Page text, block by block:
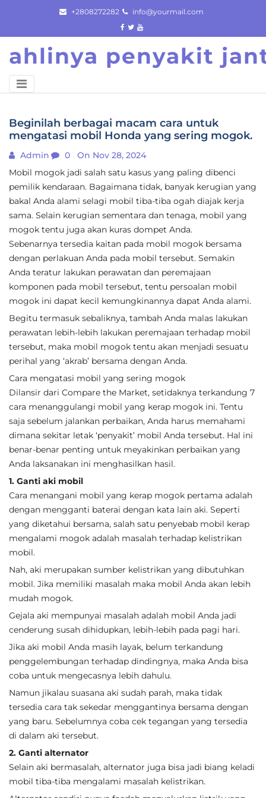
content
+2808272282 info@yourmail.com
ahlinya penyakit
Beginilah berbagai macam cara untuk
mengatasi mobil Honda yang sering mogok.
Admin 0
On Nov 28, 2024
Mobil mogok jadi salah satu kasus yang paling dibenci
pemilik kendaraan. Bagaimana tidak, banyak kerugian yang
bakal Anda alami selagi mobil tiba-tiba ogah diajak kerja
sama. Selain kerugian sementara dan tenaga, mobil yang
mogok tentu juga akan kuras dompet Anda.
Sebenarnya tersedia kaitan pada mobil mogok bersama
dengan perlakuan Anda pada mobil tersebut. Semakin
Anda teratur lakukan perawatan dan peremajaan
komponen pada mobil tersebut, tentu persoalan mobil
mogok ini dapat kecil kemungkinannya dapat Anda alami.
Begitu termasuk sebaliknya, tambah Anda malas lakukan
perawatan lebih-lebih lakukan peremajaan terhadap mobil
tersebut, maka mobil mogok tentu akan menjadi sesuatu
perihal yang ‘akrab’ bersama dengan Anda.
Cara mengatasi mobil yang sering mogok
Dilansir dari Compare the Market, setidaknya terkandung 7
cara menanggulangi mobil yang kerap mogok ini. Tentu
saja sebelum jalankan perbaikan, Anda harus memahami
dimana sekitar letak ‘penyakit’ mobil Anda tersebut. Hal ini
benar-benar penting untuk meyakinkan perbaikan yang
Anda laksanakan ini menghasilkan hasil.
1. Ganti aki mobil
Cara menangani mobil yang kerap mogok pertama adalah
dengan mengganti baterai dengan kata lain aki. Seperti
yang diketahui bersama, salah satu penyebab mobil kerap
mengalami mogok adalah masalah terhadap kelistrikan
mobil.
Nah, aki merupakan sumber kelistrikan yang dibutuhkan
mobil. Jika memiliki masalah maka mobil Anda akan lebih
mudah mogok.
Gejala aki mempunyai masalah adalah mobil Anda jadi
cenderung susah dihidupkan, lebih-lebih pada pagi hari.
Jika aki mobil Anda masih layak, belum terkandung
penggelembungan terhadap dindingnya, maka Anda bisa
coba untuk mengecasnya lebih dahulu.
Namun jikalau suasana aki sudah parah, maka tidak
tersedia cara tak sekedar menggantinya bersama dengan
yang baru. Sebelumnya coba cek tegangan yang tersedia
di dalam aki tersebut.
2. Ganti alternator
Selain aki bermasalah, alternator juga bisa jadi biang keladi
mobil tiba-tiba mengalami masalah kelistrikan.